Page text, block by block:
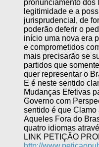
pronunciamento dos
legitimidade e a
jurisprudencial, de
poderão deferir o
início uma nova era
e comprometidos
mais precisarão se
partidos que
quer representar o
E é neste sentido
Mudanças Efetivas
Governo com
sentido é que Clamo
Aqueles Fora do
quatro idiomas
LINK PETIÇÃO